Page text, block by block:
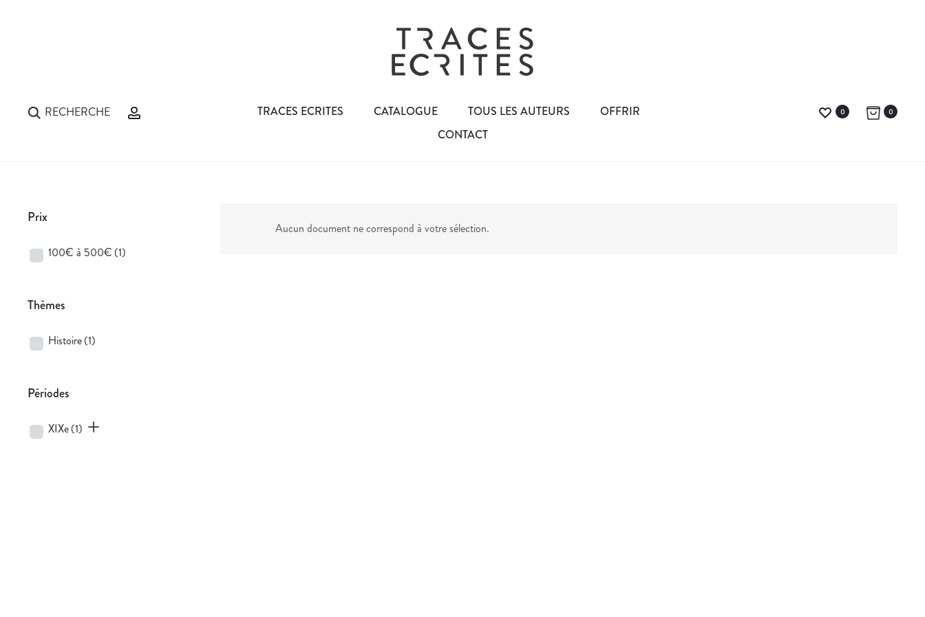
RECHERCHE TRACES ECRITES CATALOGUE TOUS LES AUTEURS
OFFRIR
CONTACT
0 0
Aucun document ne correspond à votre sélection.
Prix
100€ à 500€ (1)
Thèmes
Histoire(1)
Périodes
XIXe(1)